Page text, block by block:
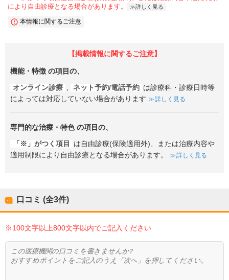
により自由診療となる場合があります。
詳しく見る
本情報に関するご注意
【掲載情報に関するご注意】
機能・特徴 の項目の、
オンライン診療 , ネット予約/電話予約 は診療科・診療日時等
によっては対応していない場合があります
詳しく見る
専門的な治療・特色の項目の、
「※」がつく項目
は自由診療(保険適用外)、または治療内容や
適用制限により自由診療となる場合があります。
詳しく見る
口コミ (全3件)
※100文字以上800文字以内でご記入ください